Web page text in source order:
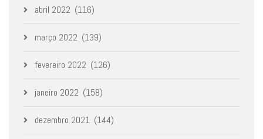
abril 2022 (116)
março 2022 (139)
fevereiro 2022 (126)
janeiro 2022 (158)
dezembro 2021 (144)